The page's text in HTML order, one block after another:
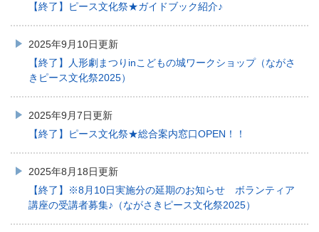
【終了】ピース文化祭★ガイドブック紹介♪
2025年9月10日更新
【終了】人形劇まつりinこどもの城ワークショップ（ながさ
きピース文化祭2025）
2025年9月7日更新
【終了】ピース文化祭★総合案内窓口OPEN！！
2025年8月18日更新
【終了】※8月10日実施分の延期のお知らせ ボランティア
講座の受講者募集♪（ながさきピース文化祭2025）